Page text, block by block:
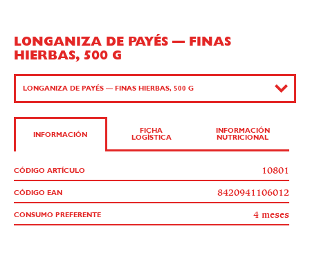
LONGANIZA DE PAYÉS — FINAS
HIERBAS, 500 G
LONGANIZA DE PAYÉS — FINAS HIERBAS, 500 G
INFORMACIÓN
CÓDIGO ARTÍCULO 10801
CÓDIGO EAN 8420941106012
CONSUMO PREFERENTE 4 meses
FICHA
LOGÍSTICA
INFORMACIÓN
NUTRICIONAL
ENVIAR
CAST